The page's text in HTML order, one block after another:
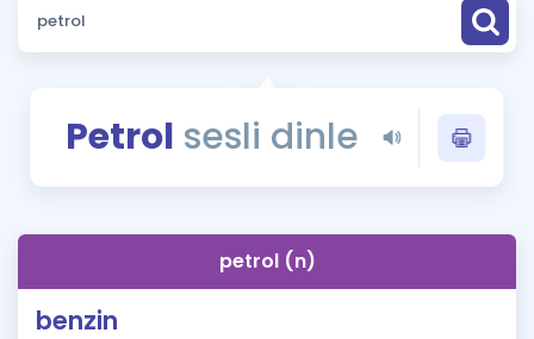
Sözlük
Blog
Petrol sesli dinle
petrol (n)
benzin